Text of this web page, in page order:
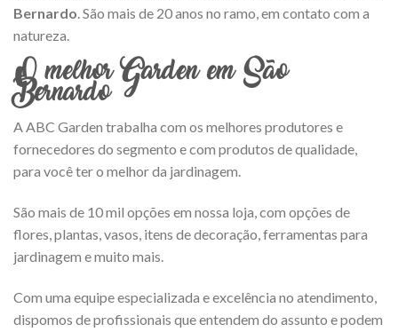
Bernardo. São mais de 20 anos no ramo, em contato com a
natureza.
O melhor Garden em São
Bernardo
A ABC Garden trabalha com os melhores produtores e
fornecedores do segmento e com produtos de qualidade,
para você ter o melhor da jardinagem.
São mais de 10 mil opções em nossa loja, com opções de
flores, plantas, vasos, itens de decoração, ferramentas para
jardinagem e muito mais.
Com uma equipe especializada e excelência no atendimento,
dispomos de profissionais que entendem do assunto e podem